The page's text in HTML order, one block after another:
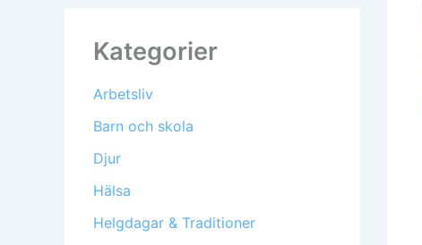
Kategorier
Arbetsliv
Barn och skola
Djur
Hälsa
Helgdagar & Traditioner